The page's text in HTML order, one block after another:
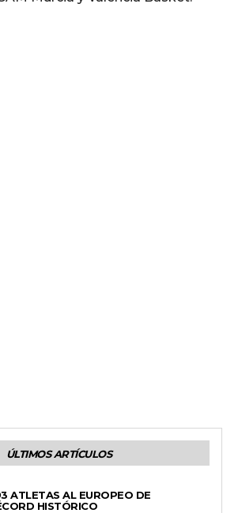
ÚLTIMOS ARTÍCULOS
ATLETAS AL EUROPEO DE
HISTÓRICO